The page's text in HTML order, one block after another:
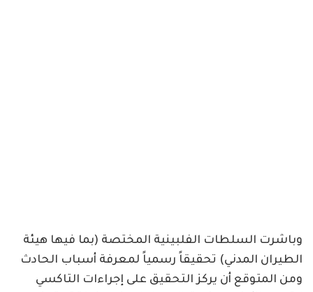
وباشرت السلطات الفلبينية المختصة (بما فيها هيئة
الطيران المدني) تحقيقاً رسمياً لمعرفة أسباب الحادث
ومن المتوقع أن يركز التحقيق على إجراءات التاكسي